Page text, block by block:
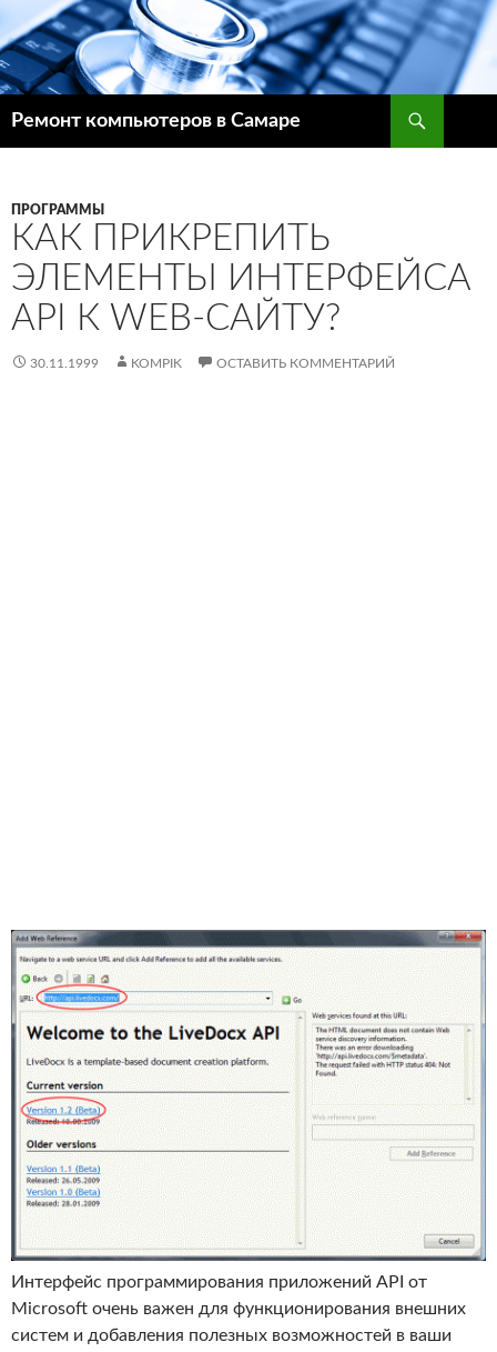
Ремонт компьютеров в Самаре
ПРОГРАММЫ
КАК ПРИКРЕПИТЬ
ЭЛЕМЕНТЫ ИНТЕРФЕЙСА
API К WEB-САЙТУ?
30.11.1999 KOMPIK ОСТАВИТЬ КОММЕНТАРИЙ
Интерфейс программирования приложений API от
Microsoft очень важен для функционирования внешних
систем и добавления полезных возможностей в ваши